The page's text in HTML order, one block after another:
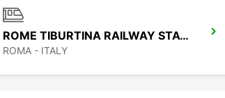
ROME TIBURTINA RAILWAY STATION
ROMA - ITALY